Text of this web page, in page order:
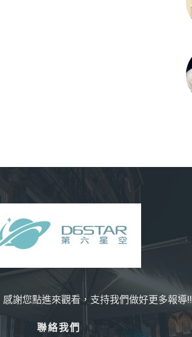
謝您點進來觀看，支持我們做好更多報導!!
聯絡我們